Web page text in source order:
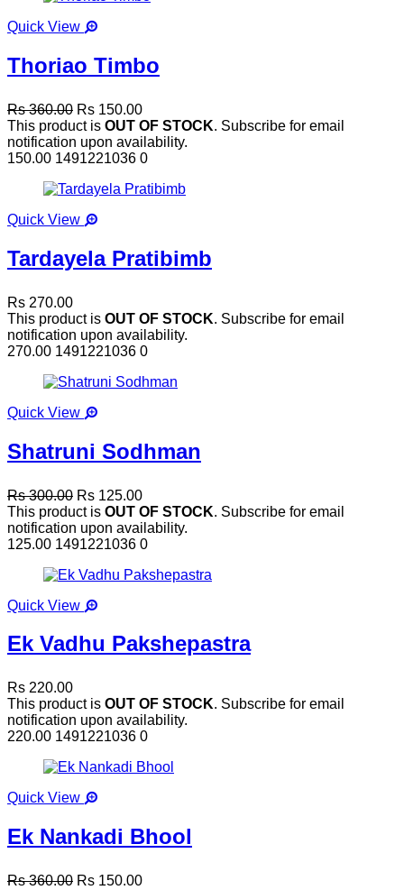
Quick View
Thoriao Timbo
Rs 360.00 Rs 150.00
This product is OUT OF STOCK. Subscribe for email
notification upon availability.
150.00 1491221036 0
Quick View
Tardayela Pratibimb
Rs 270.00
This product is OUT OF STOCK. Subscribe for email
notification upon availability.
270.00 1491221036 0
Quick View
Shatruni Sodhman
Rs 300.00 Rs 125.00
This product is OUT OF STOCK. Subscribe for email
notification upon availability.
125.00 1491221036 0
Quick View
Ek Vadhu Pakshepastra
Rs 220.00
This product is OUT OF STOCK. Subscribe for email
notification upon availability.
220.00 1491221036 0
Quick View
Ek Nankadi Bhool
Rs 360.00 Rs 150.00